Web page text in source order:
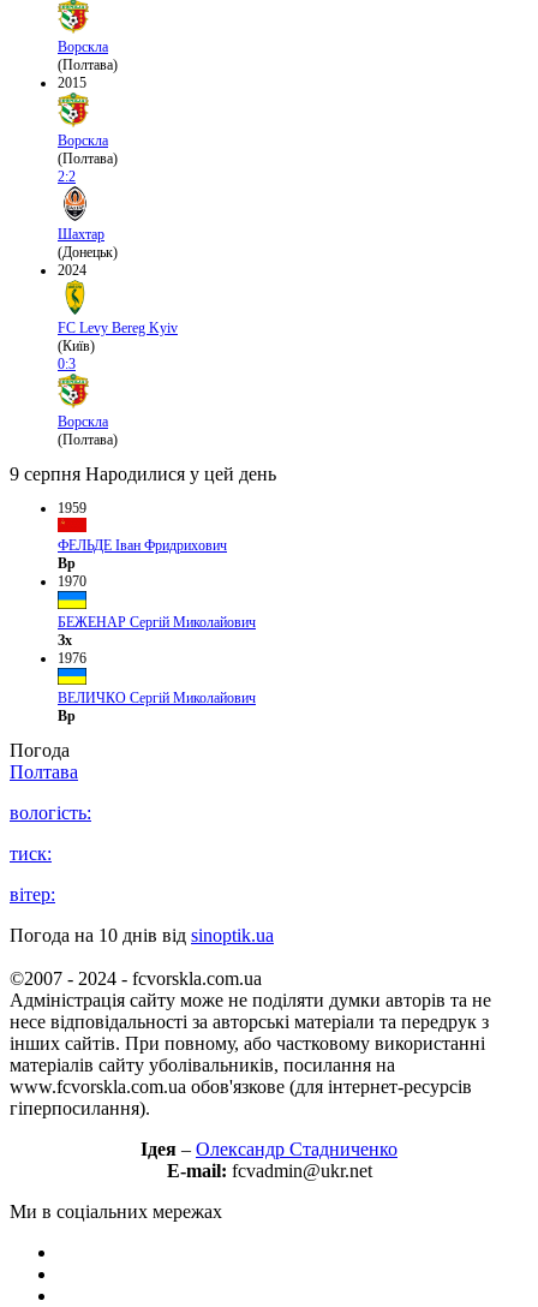
Ворскла
(Полтава)
2015
Ворскла
(Полтава)
2:2
Шахтар
(Донецьк)
2024
FC Levy Bereg Kyiv
(Київ)
0:3
Ворскла
(Полтава)
9 серпня Народилися у цей день
1959
ФЕЛЬДЕ Іван Фридрихович
Вр
1970
БЕЖЕНАР Сергій Миколайович
Зх
1976
ВЕЛИЧКО Сергій Миколайович
Вр
Погода
Полтава
вологість:
тиск:
вітер:
Погода на 10 днів від sinoptik.ua
©2007 - 2024 - fcvorskla.com.ua
Адміністрація сайту може не поділяти думки авторів та не
несе відповідальності за авторські матеріали та передрук з
інших сайтів. При повному, або частковому використанні
матеріалів сайту уболівальників, посилання на
www.fcvorskla.com.ua обов'язкове (для інтернет-ресурсів
гіперпосилання).
Ідея – Олександр Стадниченко
E-mail: fcvadmin@ukr.net
Ми в соціальних мережах